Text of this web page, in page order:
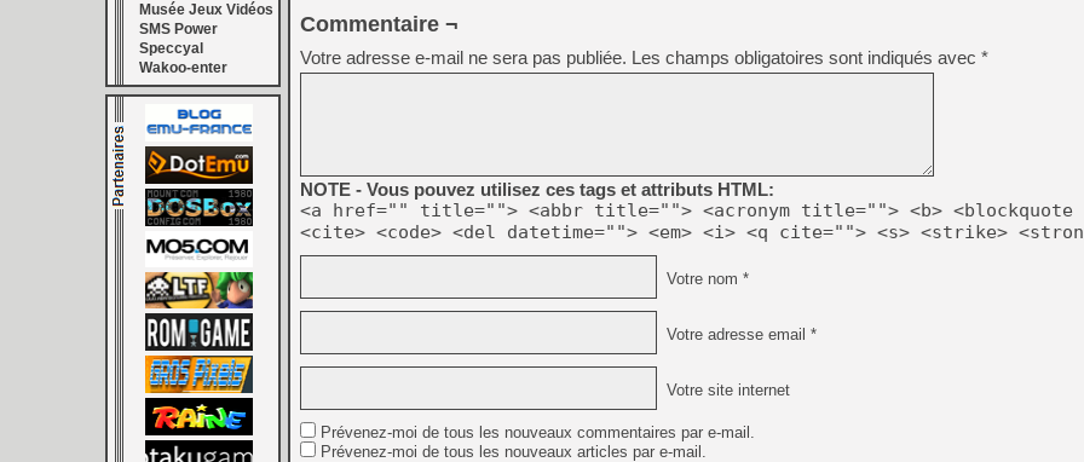
[GK] Endless Legend 2 :
[LS] [PS5] Le WebKit
[GK] Oubliez Crazy Taxi,
[LS] [Switch] NSZ 5.0.0
[GK] No More Room in
[GK] Un chatbot Atelier
[GK] Mémoire cash -
[GK] Nvidia : le prix des
[GK] Suikoden Star Leap
[Mo5] La mini borne
[GK] Pourquoi Marvel
Musée Jeux Vidéos
SMS Power
Speccyal
Wakoo-enter
Commentaire ¬
Votre adresse e-mail ne sera pas publiée. Les champs obligatoires sont indiqués avec *
NOTE - Vous pouvez utilisez ces tags et attributs HTML:
<a href="" title=""> <abbr title=""> <acronym title=""> <b> <blockquote
<cite> <code> <del datetime=""> <em> <i> <q cite=""> <s> <strike>
Votre nom *
Votre adresse email *
Votre site internet
Prévenez-moi de tous les nouveaux commentaires par e-mail.
Prévenez-moi de tous les nouveaux articles par e-mail.